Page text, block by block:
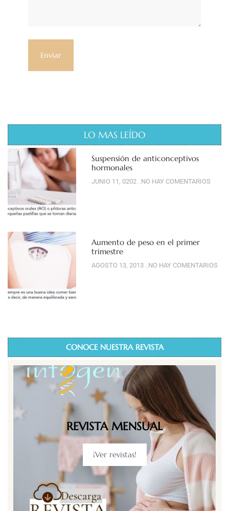
LO MAS LEÍDO
Suspensión de anticonceptivos
hormonales
JUNIO 11, 0202 NO HAY COMENTARIOS
Aumento de peso en el primer
trimestre
AGOSTO 13, 2013 NO HAY COMENTARIOS
CONOCE NUESTRA REVISTA
REVISTA MENSUAL
¡Ver revistas!